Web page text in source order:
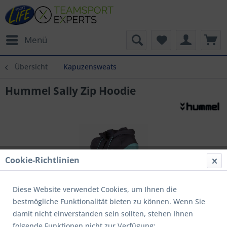
Menü
Übersicht Kapuzensweats
Hummel Sally Zip Hoodie
Cookie-Richtlinien
Diese Website verwendet Cookies, um Ihnen die
bestmögliche Funktionalität bieten zu können. Wenn Sie
damit nicht einverstanden sein sollten, stehen Ihnen